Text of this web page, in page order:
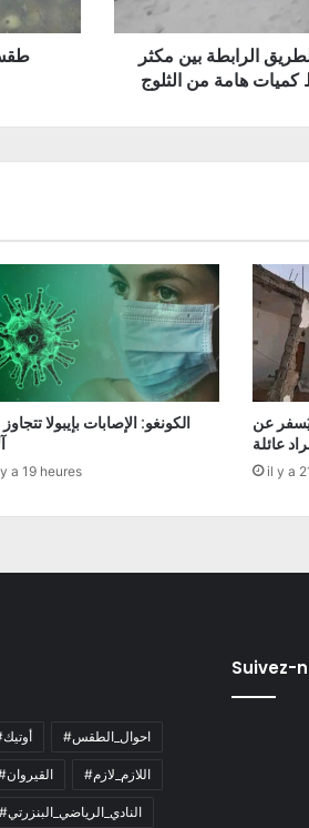
الرابطة بين مكثر
هامة من الثلوج
a 19 heures
عن
عائلة
il y a
#أوتيك #احوال_الطقس
#القيروان #اللازم_لازم
#النادي_الرياضي_البنزرتي
Suivez-